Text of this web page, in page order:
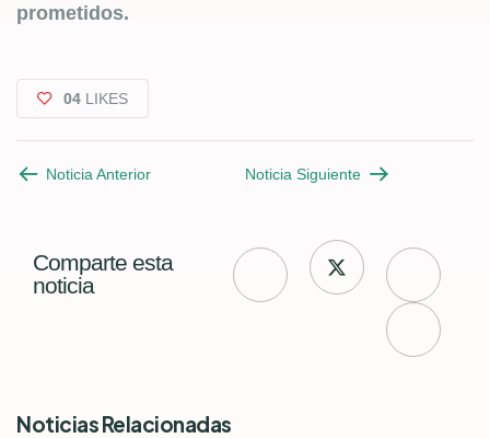
prometidos.
04 LIKES
Noticia Anterior Noticia Siguiente
Comparte esta
noticia
Noticias Relacionadas